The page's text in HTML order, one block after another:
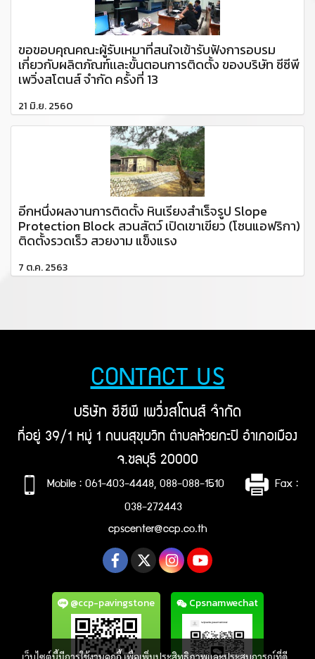
ขอขอบคุณคณะผู้รับเหมาที่สนใจเข้ารับฟังการอบรม
เกี่ยวกับผลิตภัณฑ์เเละขั้นตอนการติดตั้ง ของบริษัท ซีซีพี
เพวิ่งสโตนส์ จำกัด ครั้งที่ 13
21 มิ.ย. 2560
อีกหนึ่งผลงานการติดตั้ง หินเรียงสำเร็จรูป Slope
Protection Block สวนสัตว์ เปิดเขาเขียว (โซนแอฟริกา)
ติดตั้งรวดเร็ว สวยงาม แข็งแรง
7 ต.ค. 2563
CONTACT US
บริษัท ซีซีพี เพวิ่งสโตนส์ จำกัด
ที่อยู่ 39/1 หมู่ 1 ถนนสุขุมวิท ตำบลห้วยกะปิ อำเภอเมือง
จ.ชลบุรี 20000
Mobile : 061-403-4448, 088-088-1510 Fax :
038-272443
cpscenter@ccp.co.th
@ccp-pavingstone Cpsnamwechat